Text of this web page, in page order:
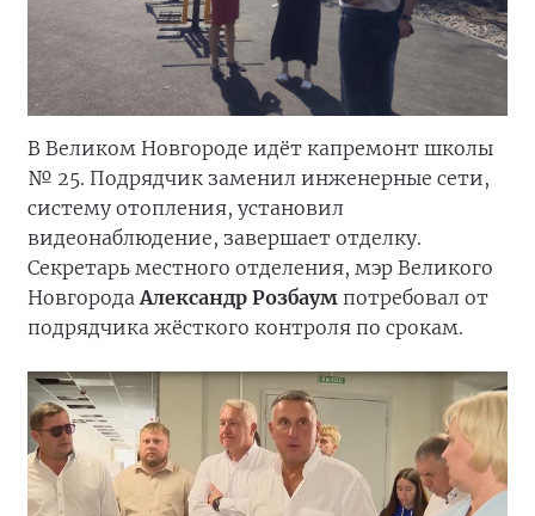
В Великом Новгороде идёт капремонт школы
№ 25. Подрядчик заменил инженерные сети,
систему отопления, установил
видеонаблюдение, завершает отделку.
Секретарь местного отделения, мэр Великого
Новгорода Александр Розбаум потребовал от
подрядчика жёсткого контроля по срокам.